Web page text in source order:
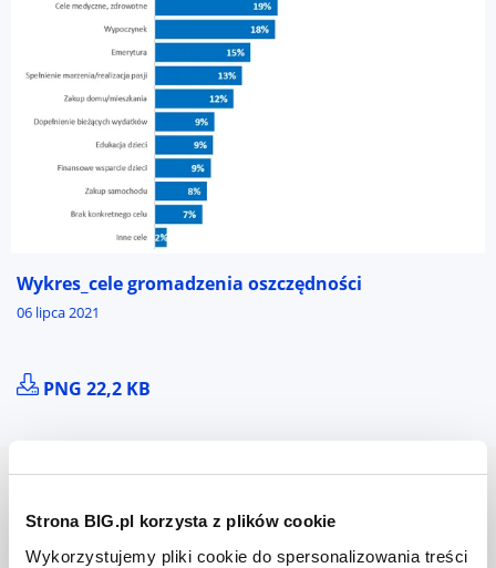
Strona BIG.pl korzysta z plików cookie
Wykorzystujemy pliki cookie do spersonalizowania treści
Wykres_cele gromadzenia oszczędności
06 lipca 2021
POBIERZ PLIK WYKRES_CELE GROMADZENIA
PNG 22,2 KB
O nas